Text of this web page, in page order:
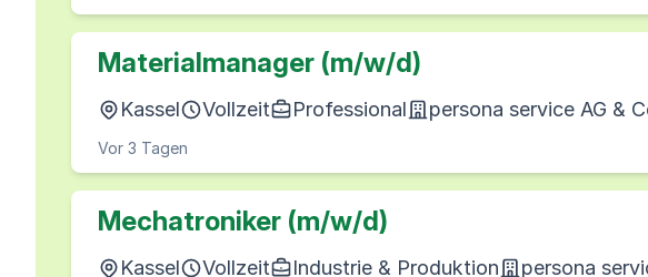
Materialmanager (m/w/d)
Kassel Vollzeit Professional persona service AG &
Vor 3 Tagen
Mechatroniker (m/w/d)
Kassel Vollzeit Industrie & Produktion persona